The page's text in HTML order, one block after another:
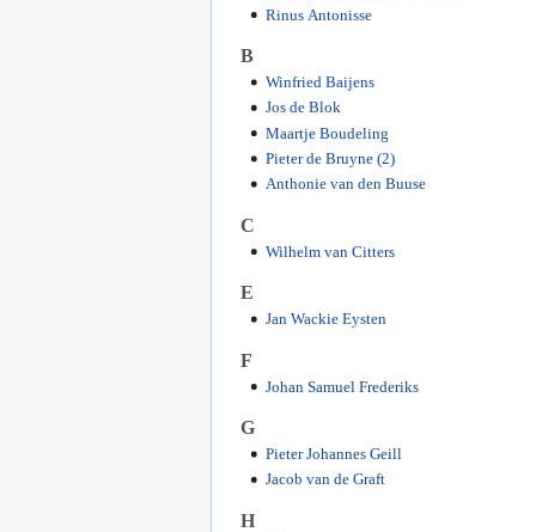
Rinus Antonisse
B
Winfried Baijens
Jos de Blok
Maartje Boudeling
Pieter de Bruyne (2)
Anthonie van den Buuse
C
Wilhelm van Citters
E
Jan Wackie Eysten
F
Johan Samuel Frederiks
G
Pieter Johannes Geill
Jacob van de Graft
H